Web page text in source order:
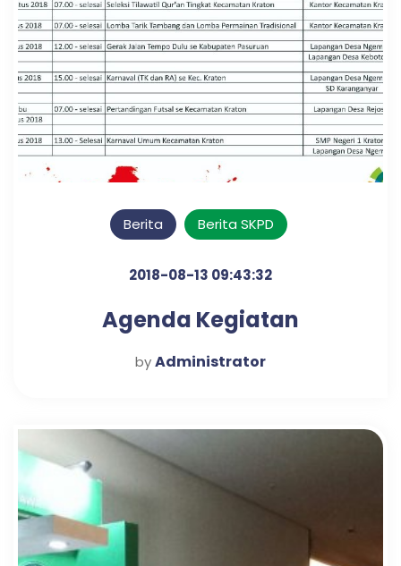
Berita Berita SKPD
2018-08-13 09:43:32
Agenda Kegiatan
byAdministrator